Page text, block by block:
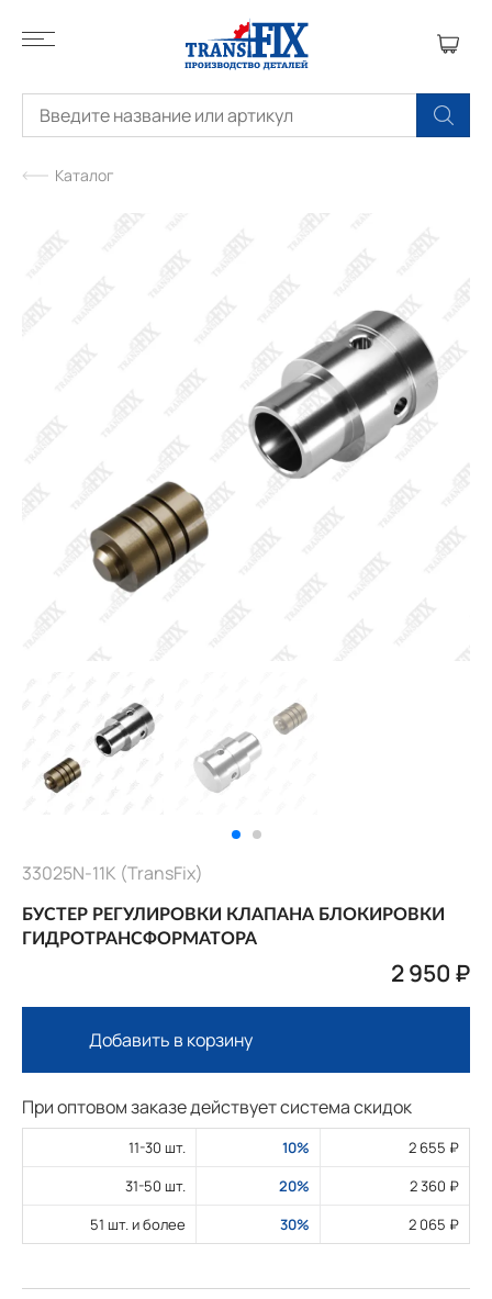
Каталог
33025N-11K (TransFix)
БУСТЕР РЕГУЛИРОВКИ КЛАПАНА БЛОКИРОВКИ
ГИДРОТРАНСФОРМАТОРА
2 950 ₽
Добавить в корзину
При оптовом заказе действует система скидок
11-30 шт. 10%
2 655 ₽
31-50 шт.
20%
2 360 ₽
51 шт. и более
30% 2 065 ₽